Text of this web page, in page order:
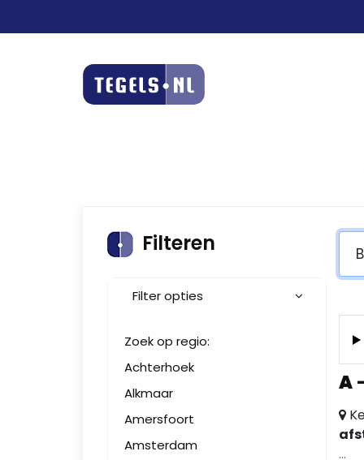
A
...
Filteren
Filter opties
Zoek op regio:
Achterhoek
Alkmaar
Amersfoort
Amsterdam